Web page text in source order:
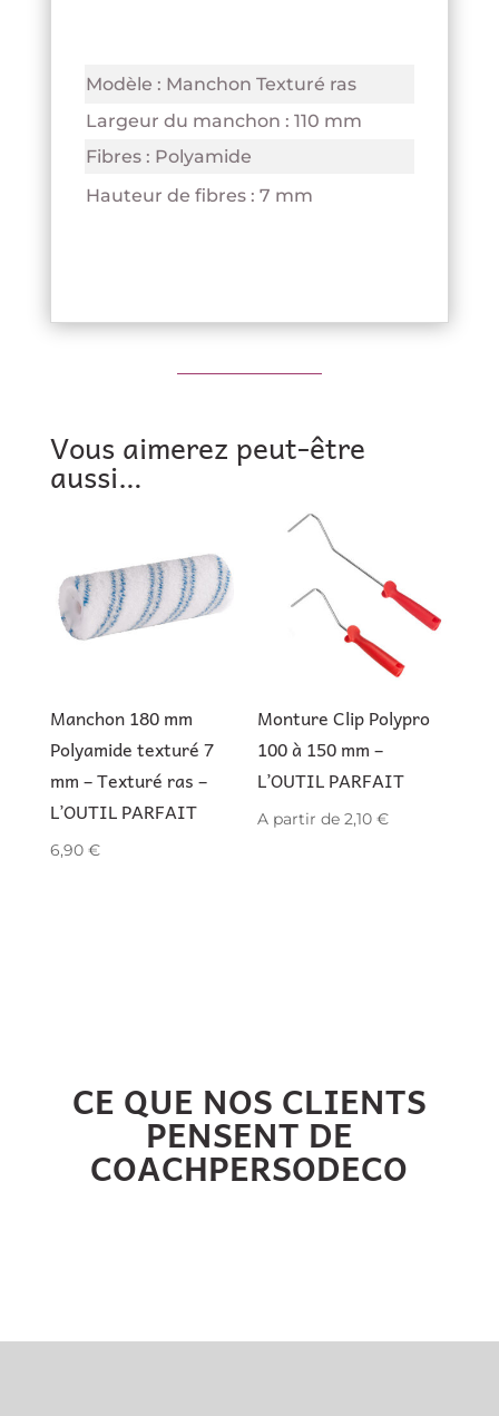
Modèle : Manchon Texturé ras
Largeur du manchon : 110 mm
Fibres : Polyamide
Hauteur de fibres : 7 mm
Vous aimerez peut-être
aussi…
Manchon 180 mm
Polyamide texturé 7
mm – Texturé ras –
L’OUTIL PARFAIT
6,90 €
Monture Clip Polypro
100 à 150 mm –
L’OUTIL PARFAIT
A partir de2,10€
CE QUE NOS CLIENTS
PENSENT DE
COACHPERSODECO